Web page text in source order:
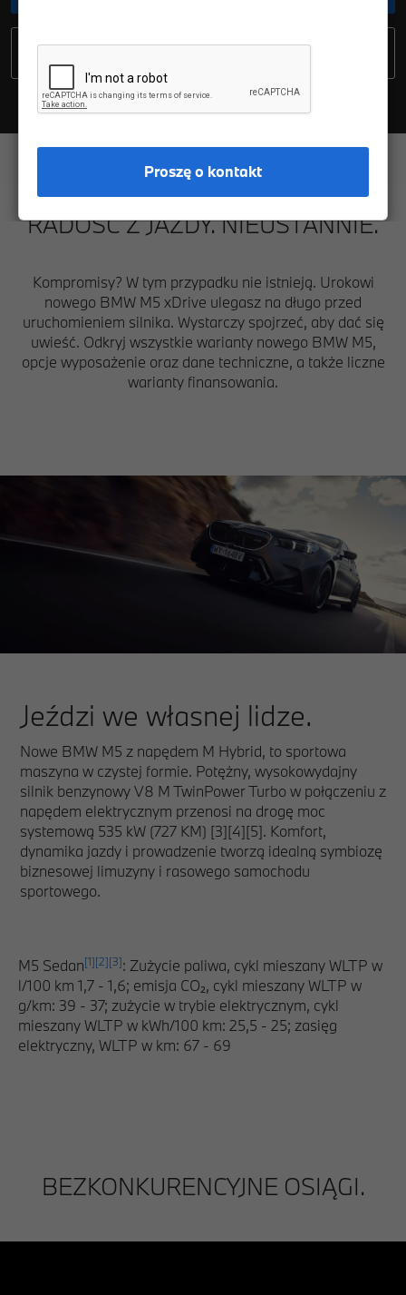
Proszę o kontakt
RADOŚĆ Z JAZDY. NIEUSTANNIE.
Kompromisy? W tym przypadku nie istnieją. Urokowi
nowego BMW M5 xDrive ulegasz na długo przed
uruchomieniem silnika. Wystarczy spojrzeć, aby dać się
uwieść. Odkryj wszystkie warianty nowego BMW M5,
opcje wyposażenie oraz dane techniczne, a także liczne
warianty finansowania.
Jeździ we własnej lidze.
Nowe BMW M5 z napędem M Hybrid, to sportowa
maszyna w czystej formie. Potężny, wysokowydajny
silnik benzynowy V8 M TwinPower Turbo w połączeniu z
napędem elektrycznym przenosi na drogę moc
systemową 535 kW (727 KM) [3][4][5]. Komfort,
dynamika jazdy i prowadzenie tworzą idealną symbiozę
biznesowej limuzyny i rasowego samochodu
sportowego.
M5 Sedan[1][2][3]: Zużycie paliwa, cykl mieszany WLTP w
l/100 km 1,7 - 1,6; emisja CO₂, cykl mieszany WLTP w
g/km: 39 - 37; zużycie w trybie elektrycznym, cykl
mieszany WLTP w kWh/100 km: 25,5 - 25; zasięg
elektryczny, WLTP w km: 67 - 69
BEZKONKURENCYJNE OSIĄGI.